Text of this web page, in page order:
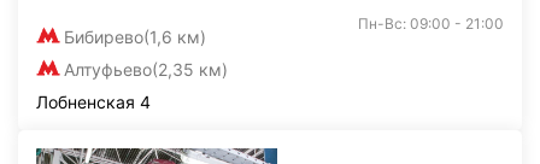
Бибирево(1,6 км)
Алтуфьево(2,35 км)
Пн-Вс: 09:00 - 21:00
Лобненская 4